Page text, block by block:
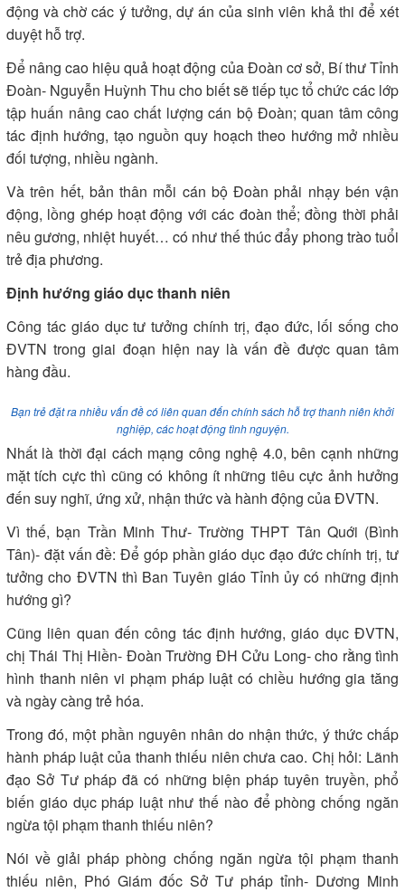
động và chờ các ý tưởng, dự án của sinh viên khả thi để xét
duyệt hỗ trợ.
Để nâng cao hiệu quả hoạt động của Đoàn cơ sở, Bí thư Tỉnh
Đoàn- Nguyễn Huỳnh Thu cho biết sẽ tiếp tục tổ chức các lớp
tập huấn nâng cao chất lượng cán bộ Đoàn; quan tâm công
tác định hướng, tạo nguồn quy hoạch theo hướng mở nhiều
đối tượng, nhiều ngành.
Và trên hết, bản thân mỗi cán bộ Đoàn phải nhạy bén vận
động, lồng ghép hoạt động với các đoàn thể; đồng thời phải
nêu gương, nhiệt huyết… có như thế thúc đẩy phong trào tuổi
trẻ địa phương.
Định hướng giáo dục thanh niên
Công tác giáo dục tư tưởng chính trị, đạo đức, lối sống cho
ĐVTN trong giai đoạn hiện nay là vấn đề được quan tâm
hàng đầu.
Bạn trẻ đặt ra nhiều vấn đề có liên quan đến chính sách hỗ trợ thanh niên khởi
nghiệp, các hoạt động tình nguyện.
Nhất là thời đại cách mạng công nghệ 4.0, bên cạnh những
mặt tích cực thì cũng có không ít những tiêu cực ảnh hưởng
đến suy nghĩ, ứng xử, nhận thức và hành động của ĐVTN.
Vì thế, bạn Trần Minh Thư- Trường THPT Tân Quới (Bình
Tân)- đặt vấn đề: Để góp phần giáo dục đạo đức chính trị, tư
tưởng cho ĐVTN thì Ban Tuyên giáo Tỉnh ủy có những định
hướng gì?
Cũng liên quan đến công tác định hướng, giáo dục ĐVTN,
chị Thái Thị Hiền- Đoàn Trường ĐH Cửu Long- cho rằng tình
hình thanh niên vi phạm pháp luật có chiều hướng gia tăng
và ngày càng trẻ hóa.
Trong đó, một phần nguyên nhân do nhận thức, ý thức chấp
hành pháp luật của thanh thiếu niên chưa cao. Chị hỏi: Lãnh
đạo Sở Tư pháp đã có những biện pháp tuyên truyền, phổ
biến giáo dục pháp luật như thế nào để phòng chống ngăn
ngừa tội phạm thanh thiếu niên?
Nói về giải pháp phòng chống ngăn ngừa tội phạm thanh
thiếu niên, Phó Giám đốc Sở Tư pháp tỉnh- Dương Minh